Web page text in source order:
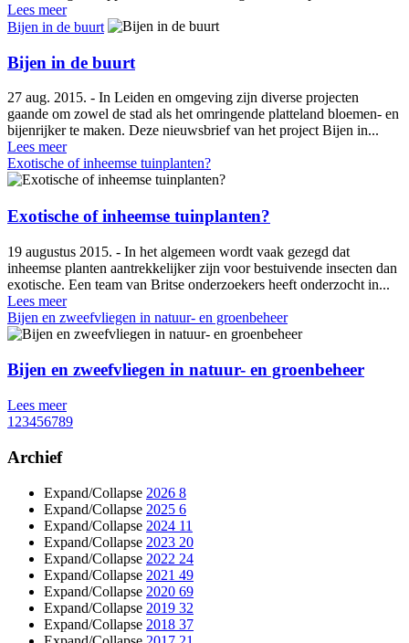
Lees meer
Bijen in de buurt
Bijen in de buurt
27 aug. 2015. - In Leiden en omgeving zijn diverse projecten
gaande om zowel de stad als het omringende platteland bloemen- en
bijenrijker te maken. Deze nieuwsbrief van het project Bijen in...
Lees meer
Exotische of inheemse tuinplanten?
Exotische of inheemse tuinplanten?
19 augustus 2015. - In het algemeen wordt vaak gezegd dat
inheemse planten aantrekkelijker zijn voor bestuivende insecten dan
exotische. Een team van Britse onderzoekers heeft onderzocht in...
Lees meer
Bijen en zweefvliegen in natuur- en groenbeheer
Bijen en zweefvliegen in natuur- en groenbeheer
Lees meer
1 23456789
Archief
Expand/Collapse 2026 8
Expand/Collapse 2025 6
Expand/Collapse 2024 11
Expand/Collapse 2023 20
Expand/Collapse 2022 24
Expand/Collapse 2021 49
Expand/Collapse 2020 69
Expand/Collapse 2019 32
Expand/Collapse 2018 37